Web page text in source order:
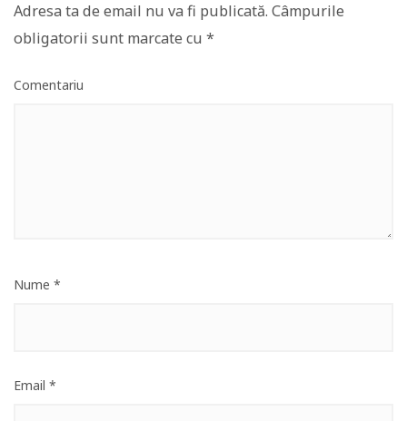
Adresa ta de email nu va fi publicată. Câmpurile
obligatorii sunt marcate cu *
Comentariu
Nume *
Email *